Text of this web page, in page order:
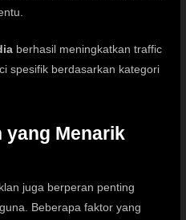
berhasil meningkatkan traffic
spesifik berdasarkan kategori
yang Menarik
juga berperan penting
Beberapa faktor yang